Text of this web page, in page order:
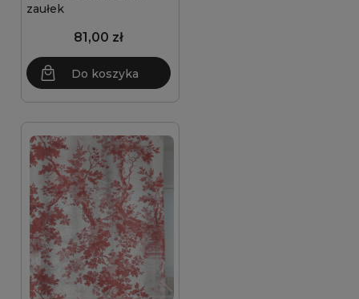
zaułek
81,00 zł
Do koszyka